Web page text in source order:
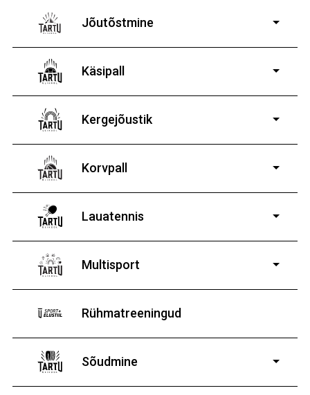
vanematele poistele ja tüdrukutele
Jõutõstmine
poistele ja tüdrukutele
Käsipall
Kergejõustik
Korvpall
Lauatennis
poistele ja tüdrukutele
Multisport
Rühmatreeningud
Sõudmine